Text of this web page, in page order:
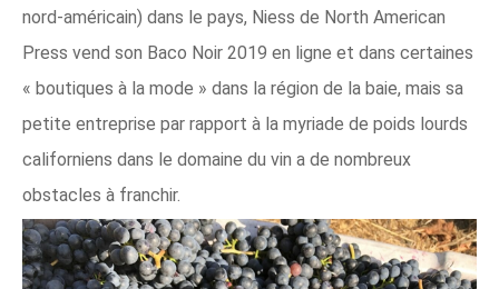
nord-américain) dans le pays, Niess de North American
Press vend son Baco Noir 2019 en ligne et dans certaines
« boutiques à la mode » dans la région de la baie, mais sa
petite entreprise par rapport à la myriade de poids lourds
californiens dans le domaine du vin a de nombreux
obstacles à franchir.